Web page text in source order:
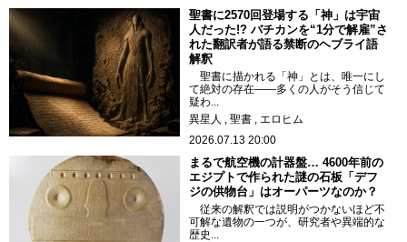
聖書に2570回登場する「神」は宇宙
人だった!? バチカンを“1分で解雇”さ
れた翻訳者が語る禁断のヘブライ語
解釈
聖書に描かれる「神」とは、唯一にし
て絶対の存在——多くの人がそう信じて
疑わ...
異星人
聖書
エロヒム
2026.07.13 20:00
まるで航空機の計器盤… 4600年前の
エジプトで作られた謎の石板「デフ
ジの供物台」はオーパーツなのか？
従来の解釈では説明がつかないほど不
可解な遺物の一つが、研究者や異端的な
歴史...